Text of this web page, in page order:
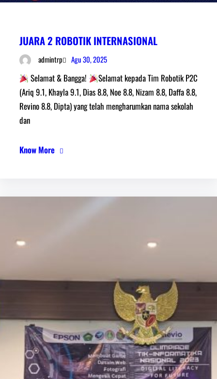
JUARA 2 ROBOTIK INTERNASIONAL
admintrp Agu 30, 2025
Selamat & Bangga!
Selamat kepada Tim Robotik P2C
(Ariq 9.1, Khayla 9.1, Dias 8.8, Noe 8.8, Nizam 8.8, Daffa 8.8,
Revino 8.8, Dipta) yang telah mengharumkan nama sekolah
dan
Know More